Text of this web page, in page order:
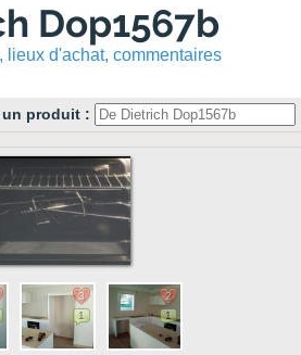
Dop1567b
lieux d'achat, commentaires
un produit :
3
1
2
1